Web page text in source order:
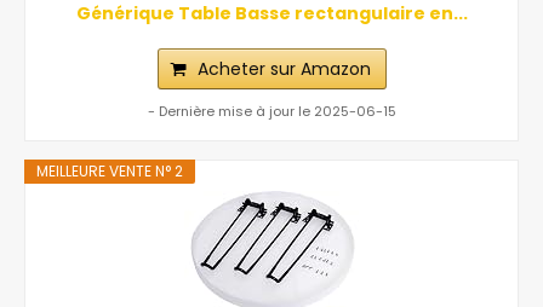
Générique Table Basse rectangulaire en...
Acheter sur Amazon
- Dernière mise à jour le 2025-06-15
MEILLEURE VENTE N° 2